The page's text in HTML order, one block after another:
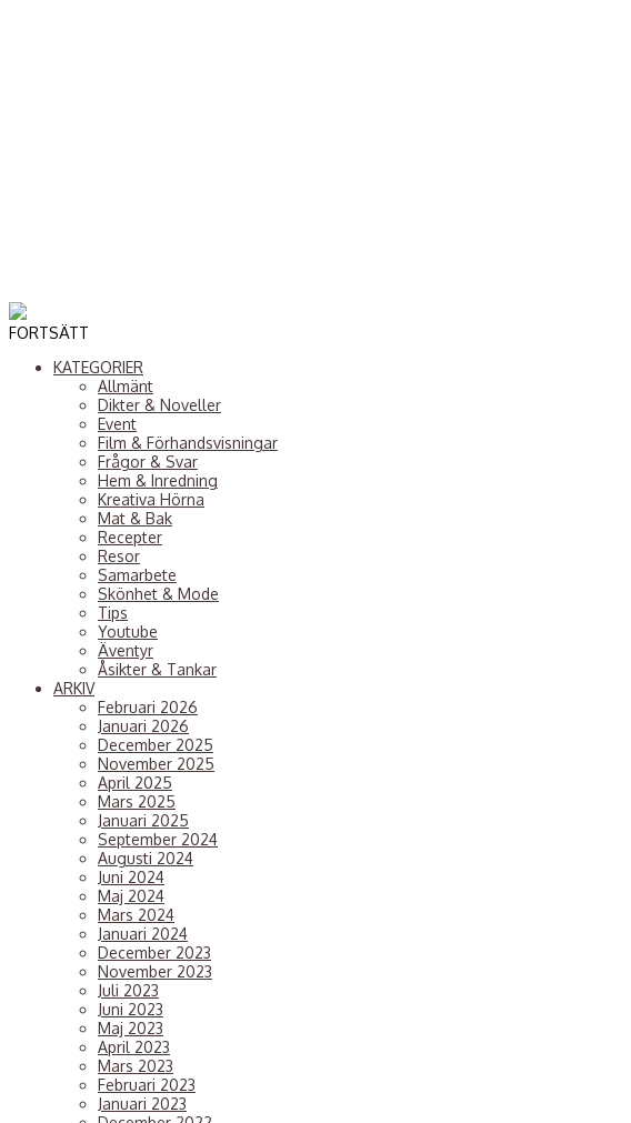
FORTSÄTT
KATEGORIER
Allmänt
Dikter & Noveller
Event
Film & Förhandsvisningar
Frågor & Svar
Hem & Inredning
Kreativa Hörna
Mat & Bak
Recepter
Resor
Samarbete
Skönhet & Mode
Tips
Youtube
Äventyr
Åsikter & Tankar
ARKIV
Februari 2026
Januari 2026
December 2025
November 2025
April 2025
Mars 2025
Januari 2025
September 2024
Augusti 2024
Juni 2024
Maj 2024
Mars 2024
Januari 2024
December 2023
November 2023
Juli 2023
Juni 2023
Maj 2023
April 2023
Mars 2023
Februari 2023
Januari 2023